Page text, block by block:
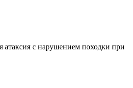
атаксия с нарушением походки при